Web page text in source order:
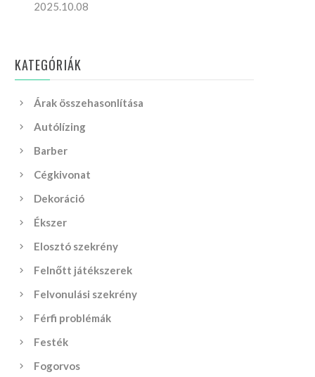
2025.10.08
KATEGÓRIÁK
Árak összehasonlítása
Autólízing
Barber
Cégkivonat
Dekoráció
Ékszer
Elosztó szekrény
Felnőtt játékszerek
Felvonulási szekrény
Férfi problémák
Festék
Fogorvos